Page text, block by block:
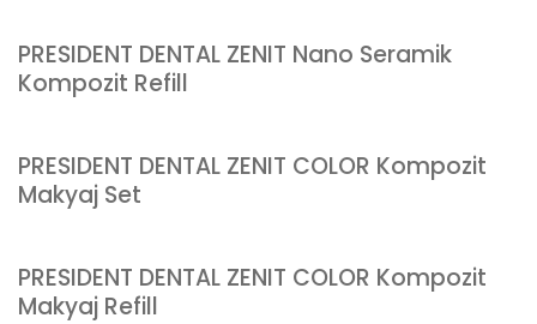
PRESIDENT DENTAL ZENIT Nano Seramik
Kompozit Refill
PRESIDENT DENTAL ZENIT COLOR Kompozit
Makyaj Set
PRESIDENT DENTAL ZENIT COLOR Kompozit
Makyaj Refill